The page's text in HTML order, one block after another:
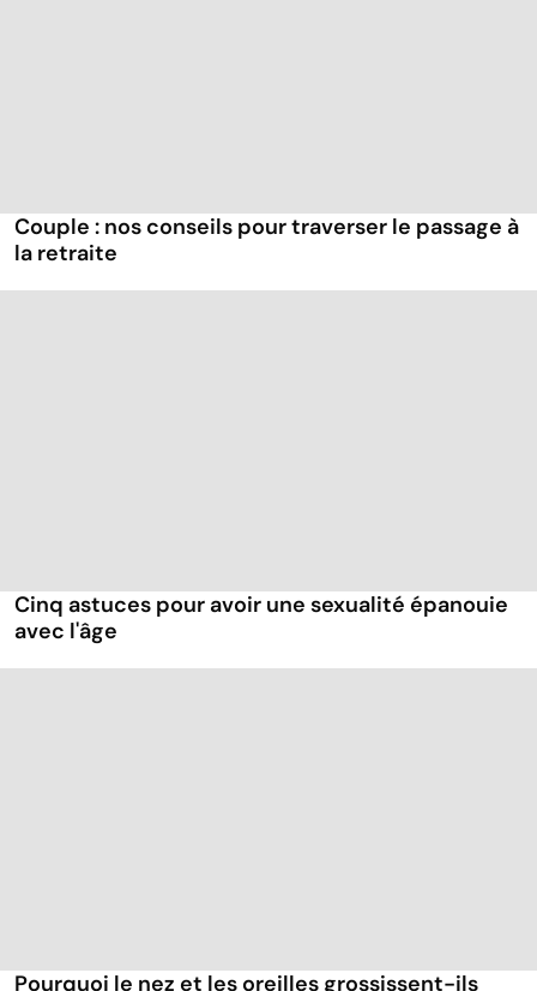
Couple : nos conseils pour traverser le passage à
la retraite
Cinq astuces pour avoir une sexualité épanouie
avec l'âge
Pourquoi le nez et les oreilles grossissent-ils